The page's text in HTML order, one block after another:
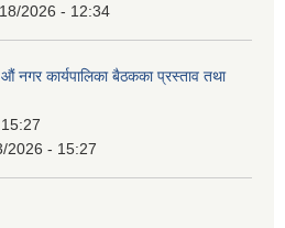
2026 - 12:34
कार्यपालिका बैठकका प्रस्ताव तथा
2026 - 15:27